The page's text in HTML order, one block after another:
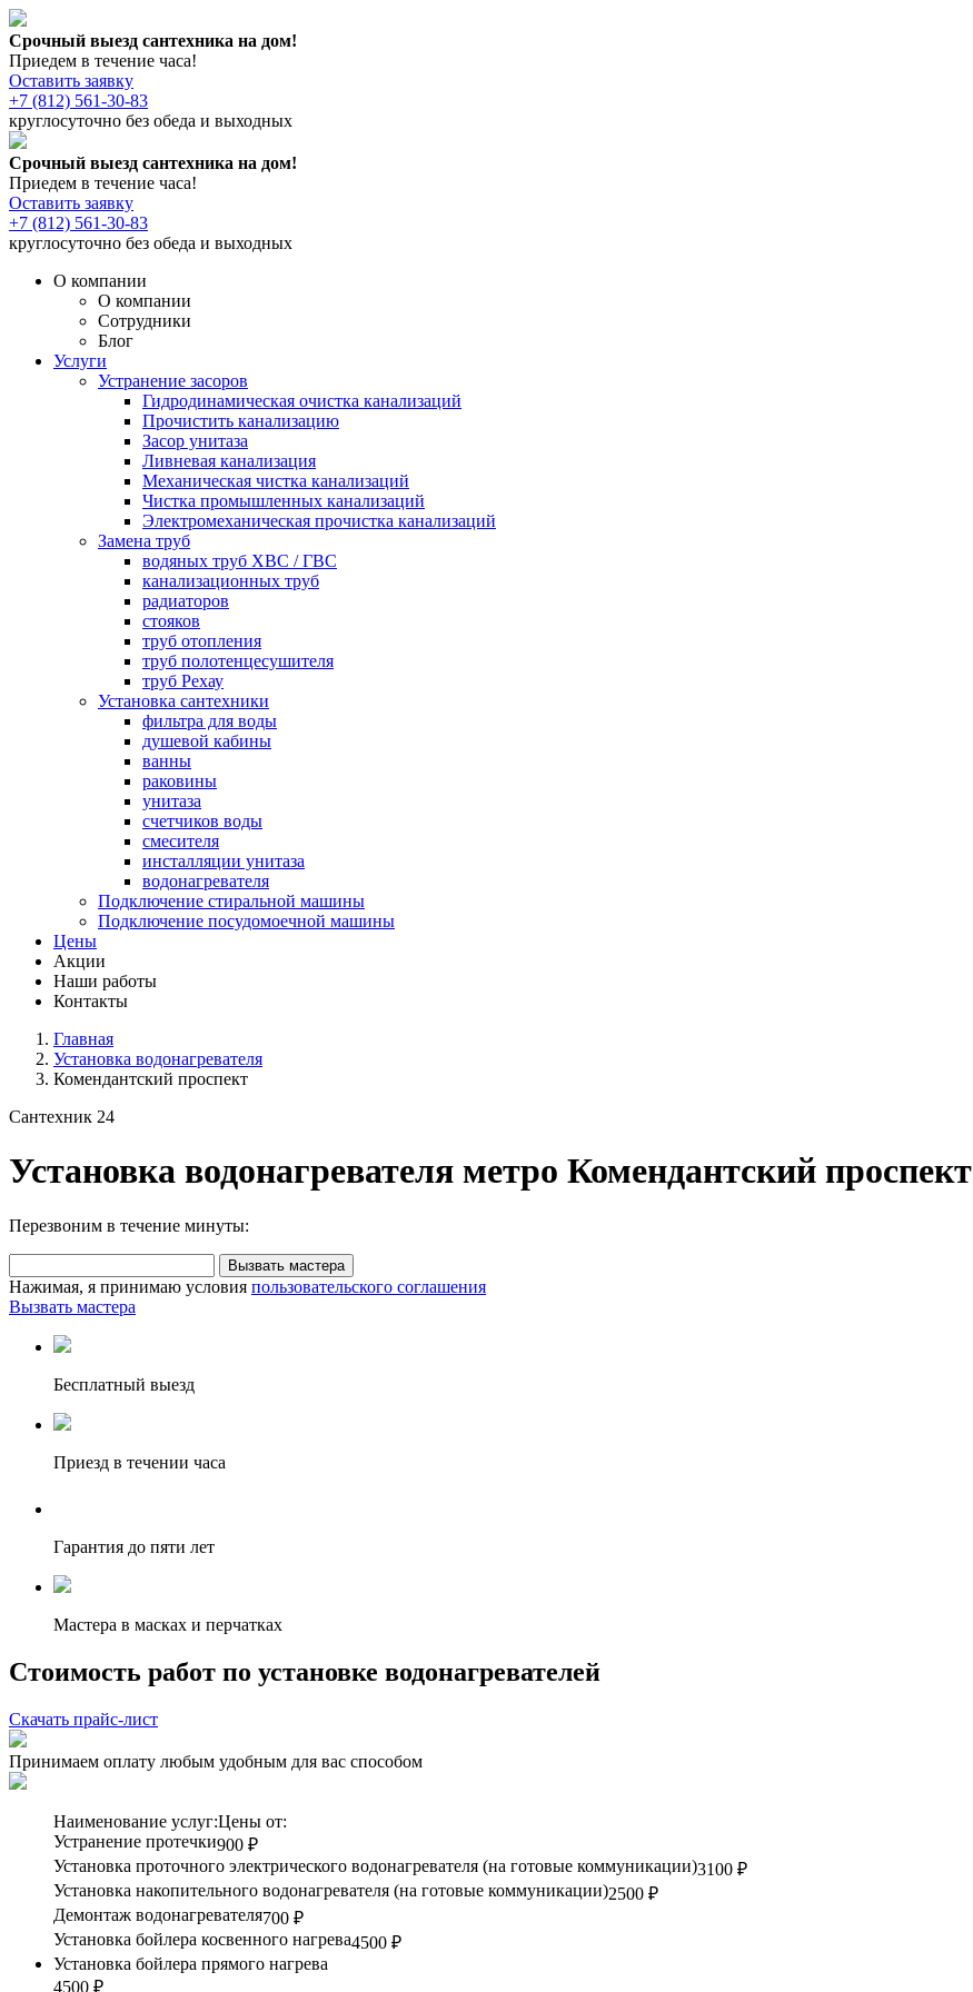
Срочный выезд сантехника на дом!
Приедем в течение часа!
Оставить заявку
+7 (812) 561-30-83
круглосуточно без обеда и выходных
Срочный выезд сантехника на дом!
Приедем в течение часа!
Оставить заявку
+7 (812) 561-30-83
круглосуточно без обеда и выходных
О компании
О компании
Сотрудники
Блог
Услуги
Устранение засоров
Гидродинамическая очистка канализаций
Прочистить канализацию
Засор унитаза
Ливневая канализация
Механическая чистка канализаций
Чистка промышленных канализаций
Электромеханическая прочистка канализаций
Замена труб
водяных труб ХВС / ГВС
канализационных труб
радиаторов
стояков
труб отопления
труб полотенцесушителя
труб Рехау
Установка сантехники
фильтра для воды
душевой кабины
ванны
раковины
унитаза
счетчиков воды
смесителя
инсталляции унитаза
водонагревателя
Подключение стиральной машины
Подключение посудомоечной машины
Цены
Акции
Наши работы
Контакты
Главная
Установка водонагревателя
Комендантский проспект
Сантехник 24
Установка водонагревателя метро Комендантский проспект
Перезвоним в течение минуты:
Вызвать мастера
Нажимая, я принимаю условия пользовательского соглашения
Вызвать мастера
Бесплатный выезд
Приезд в течении часа
Гарантия до пяти лет
Мастера в масках и перчатках
Стоимость работ по установке водонагревателей
Скачать прайс-лист
Принимаем оплату любым удобным для вас способом
Наименование услуг:Цены от:
Устранение протечки900 ₽
Установка проточного электрического водонагревателя (на готовые коммуникации)3100 ₽
Установка накопительного водонагревателя (на готовые коммуникации)2500 ₽
Демонтаж водонагревателя700 ₽
Установка бойлера косвенного нагрева4500 ₽
Установка бойлера прямого нагрева
4500 ₽